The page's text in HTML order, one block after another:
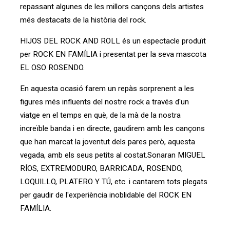
repassant algunes de les millors cançons dels artistes
més destacats de la història del rock.
HIJOS DEL ROCK AND ROLL és un espectacle produït
per ROCK EN FAMÍLIA i presentat per la seva mascota
EL OSO ROSENDO.
En aquesta ocasió farem un repàs sorprenent a les
figures més influents del nostre rock a través d'un
viatge en el temps en què, de la mà de la nostra
increïble banda i en directe, gaudirem amb les cançons
que han marcat la joventut dels pares però, aquesta
vegada, amb els seus petits al costat.Sonaran MIGUEL
RÍOS, EXTREMODURO, BARRICADA, ROSENDO,
LOQUILLO, PLATERO Y TÚ, etc. i cantarem tots plegats
per gaudir de l'experiència inoblidable del ROCK EN
FAMÍLIA.